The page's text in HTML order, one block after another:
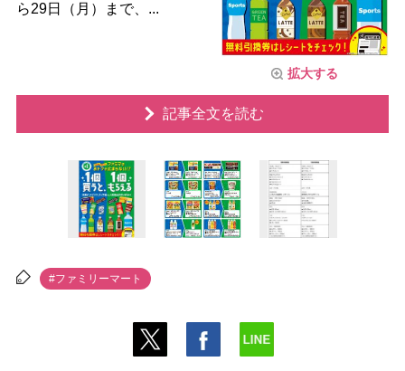
拡大する
ら29日（月）まで、...
記事全文を読む
#ファミリーマート